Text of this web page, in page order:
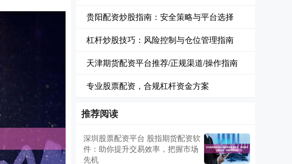
贵阳配资炒股指南：安全策略与平台选择
杠杆炒股技巧：风险控制与仓位管理指南
天津期货配资平台推荐/正规渠道/操作指南
专业股票配资，合规杠杆资金方案
推荐阅读
深圳股票配资平台 股指期货配资软
件：助你提升交易效率，把握市场
先机